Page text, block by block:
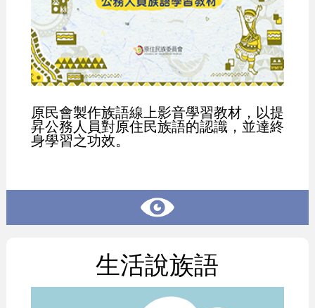
原民會製作族語線上影音學習教材，以提
昇公務人員對原住民族語的認識，並達終
身學習之功效。
生活說族語